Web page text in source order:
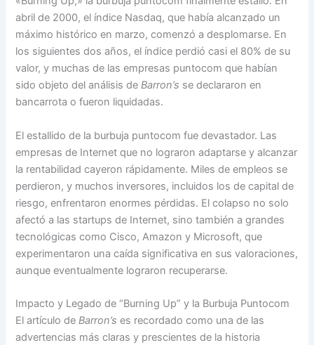
abril de 2000, el índice Nasdaq, que había alcanzado un
máximo histórico en marzo, comenzó a desplomarse. En
los siguientes dos años, el índice perdió casi el 80% de su
valor, y muchas de las empresas puntocom que habían
sido objeto del análisis deBarron’s se declararon en
bancarrota o fueron liquidadas.
El estallido de la burbuja puntocom fue devastador. Las
empresas de Internet que no lograron adaptarse y alcanzar
la rentabilidad cayeron rápidamente. Miles de empleos se
perdieron, y muchos inversores, incluidos los de capital de
riesgo, enfrentaron enormes pérdidas. El colapso no solo
afectó a las startups de Internet, sino también a grandes
tecnológicas como Cisco, Amazon y Microsoft, que
experimentaron una caída significativa en sus valoraciones,
aunque eventualmente lograron recuperarse.
Impacto y Legado de “Burning Up” y la Burbuja Puntocom
El artículo deBarron’s es recordado como una de las
advertencias más claras y prescientes de la historia